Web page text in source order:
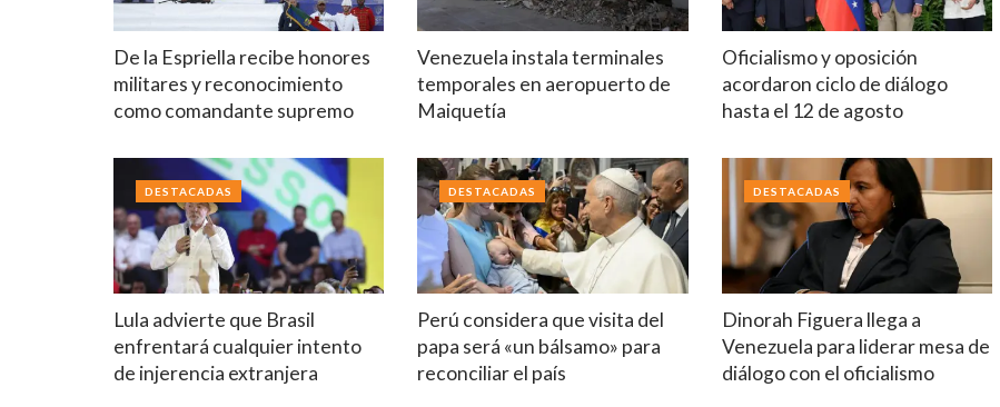
De la Espriella recibe honores
militares y reconocimiento
como comandante supremo
Venezuela instala terminales
temporales en aeropuerto de
Maiquetía
Oficialismo y oposición
acordaron ciclo de diálogo
hasta el 12 de agosto
Lula advierte que Brasil
enfrentará cualquier intento
de injerencia extranjera
DESTACADAS
Perú considera que visita del
papa será «un bálsamo» para
reconciliar el país
DESTACADAS
Dinorah Figuera llega a
Venezuela para liderar mesa de
diálogo con el oficialismo
DESTACADAS